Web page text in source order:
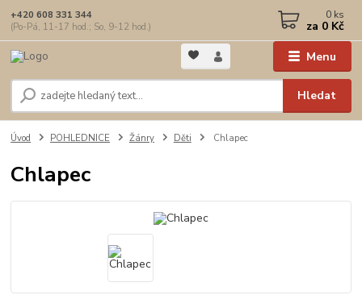
Menu
Hledat
+420 608 331 344
(Po-Pá, 11-17 hod.; So, 9-12 hod.)
0 ks
za 0 Kč
Úvod POHLEDNICE Žánry Děti Chlapec
Chlapec